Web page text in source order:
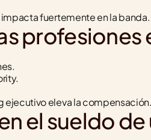
fuertemente en la banda.
profesiones
ejecutivo eleva la compensación.
el sueldo